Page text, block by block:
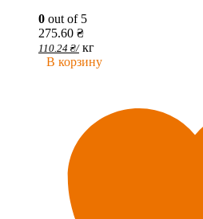
0 out of 5
275.60 ₴
110.24 ₴/ кг
В корзину